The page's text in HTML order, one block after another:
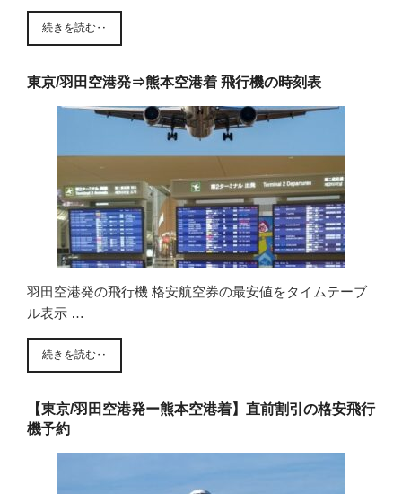
続きを読む‥
東京/羽田空港発⇒熊本空港着 飛行機の時刻表
羽田空港発の飛行機 格安航空券の最安値をタイムテーブ
ル表示 …
続きを読む‥
【東京/羽田空港発ー熊本空港着】直前割引の格安飛行
機予約